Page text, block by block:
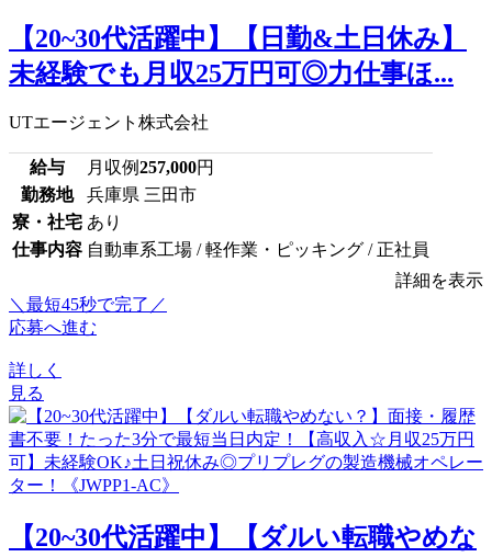
【20~30代活躍中】【日勤&土日休み】
未経験でも月収25万円可◎力仕事ほ...
UTエージェント株式会社
給与 月収例257,000円
勤務地
兵庫県 三田市
寮・社宅 あり
仕事内容 自動車系工場 / 軽作業・ピッキング / 正社員
詳細を表示
＼最短45秒で完了／
応募へ進む
詳しく
見る
【20~30代活躍中】【ダルい転職やめな